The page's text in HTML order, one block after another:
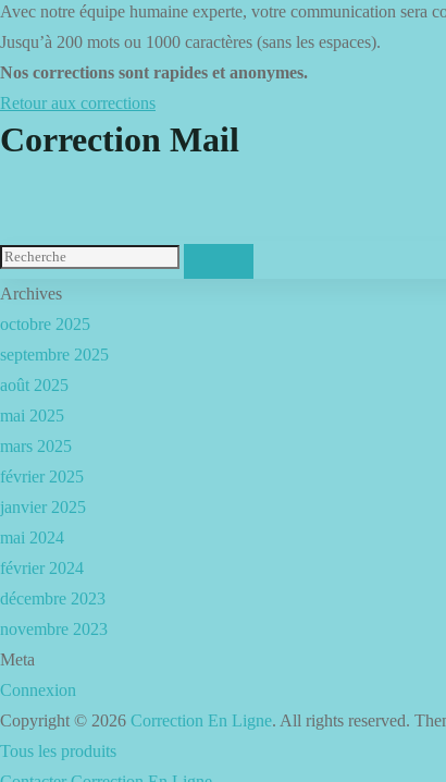
Avec notre équipe humaine experte, votre communication sera
Jusqu’à 200 mots ou 1000 caractères (sans les espaces).
Nos corrections sont rapides et anonymes.
Retour aux corrections
Correction Mail
Archives
octobre 2025
septembre 2025
août 2025
mai 2025
mars 2025
février 2025
janvier 2025
mai 2024
février 2024
décembre 2023
novembre 2023
Meta
Connexion
Copyright © 2026 Correction En Ligne. All rights reserved.
Tous les produits